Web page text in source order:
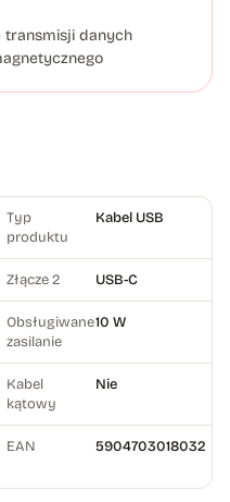
transmisji danych
Typ
produktu
Kabel USB
Złącze 2 USB-C
Obsługiwane
zasilanie
10 W
Kabel
kątowy
Nie
EAN 5904703018032